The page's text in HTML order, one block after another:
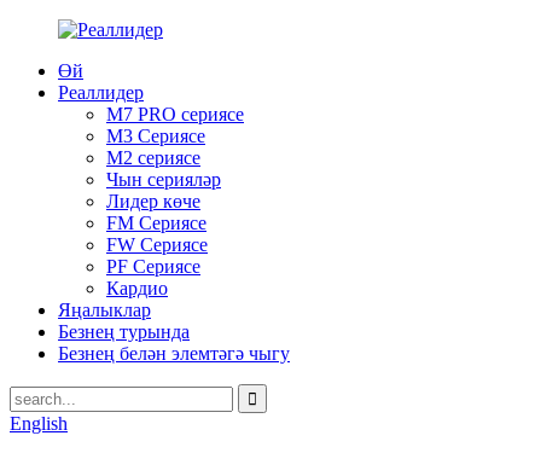
Өй
Реаллидер
M7 PRO сериясе
M3 Сериясе
M2 сериясе
Чын серияләр
Лидер көче
FM Сериясе
FW Сериясе
PF Сериясе
Кардио
Яңалыклар
Безнең турында
Безнең белән элемтәгә чыгу
English